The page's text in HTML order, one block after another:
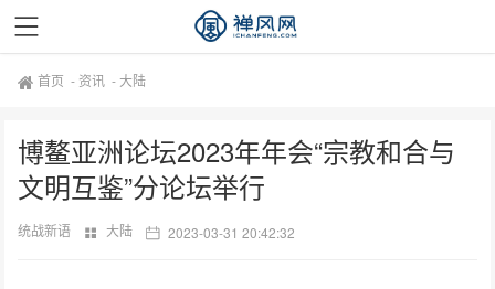
首页 - 资讯 -大陆
博鳌亚洲论坛2023年年会“宗教和合与
文明互鉴”分论坛举行
统战新语 大陆 2023-03-31 20:42:32